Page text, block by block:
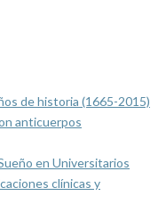
de historia (1665-2015)
anticuerpos
en Universitarios
clínicas y